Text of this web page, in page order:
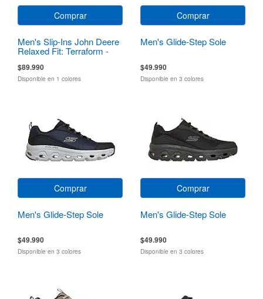
Comprar
Men's Slip-Ins John Deere
Relaxed Fit: Terraform -
$89.990
Disponible en 1 colores
Comprar
Men's Glide-Step Sole
$49.990
Disponible en 3 colores
Comprar
Men's Glide-Step Sole
$49.990
Disponible en 3 colores
Comprar
Men's Glide-Step Sole
$49.990
Disponible en 3 colores